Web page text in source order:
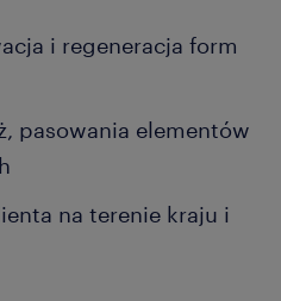
i regeneracja form
pasowania elementów
na terenie kraju i